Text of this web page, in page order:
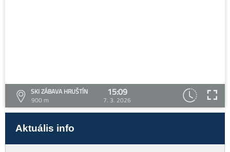
SKI ZÁBAVA HRUŠTÍN
900 m
15:09
7. 3. 2026
Aktuális info